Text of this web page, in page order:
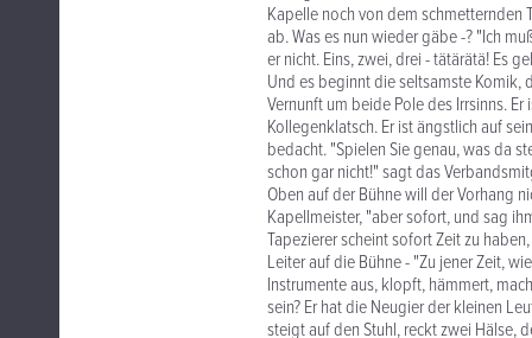
Kapelle noch von dem schmetternden
ab. Was es nun wieder gäbe -? "Ich
er nicht. Eins, zwei, drei - tätärätä! Es
Und es beginnt die seltsamste Komik,
Vernunft um beide Pole des Irrsinns.
Kollegenklatsch. Er ist ängstlich auf
bedacht. "Spielen Sie genau, was da
schon gar nicht!" sagt das
Oben auf der Bühne will der Vorhang
Kapellmeister, "aber sofort, und sag
Tapezierer scheint sofort Zeit zu
Leiter auf die Bühne - "Zu jener Zeit,
Instrumente aus, klopft, hämmert,
sein? Er hat die Neugier der kleinen
steigt auf den Stuhl, reckt zwei Hälse,